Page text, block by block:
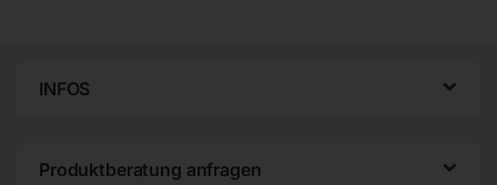
INFOS
Produktberatung anfragen